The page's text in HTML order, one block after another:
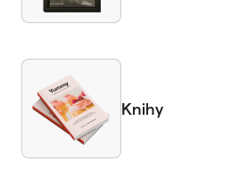
Knihy